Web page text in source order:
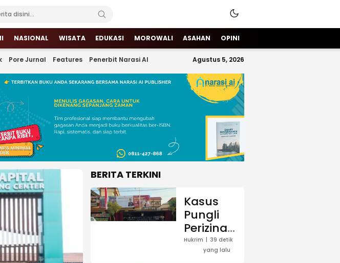
NASIONAL WISATA EDUKASI MOROWALI ASAHAN OPINI
Pore Jurnal Features Penerbit Narasi AI Agustus 5, 2026
BERITA TERKINI
Kasus
Pungli
Perizinan
Gowa
Melebar,
Hukrim
39 detik
yang lalu